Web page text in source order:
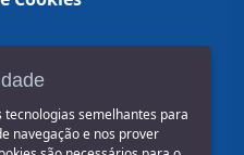
tecnologias semelhantes para
navegação e nos prover